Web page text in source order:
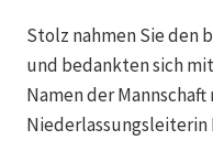
Stolz nahmen Sie den
und bedankten sich
Namen der
Niederlassungsleiterin